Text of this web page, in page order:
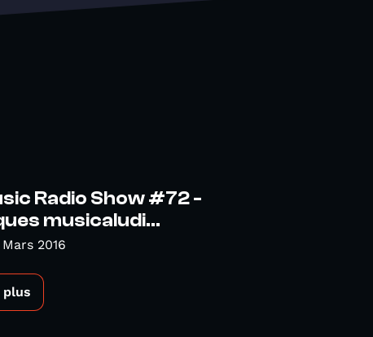
Radio Show #72 -
musicaludi...
2016
plus